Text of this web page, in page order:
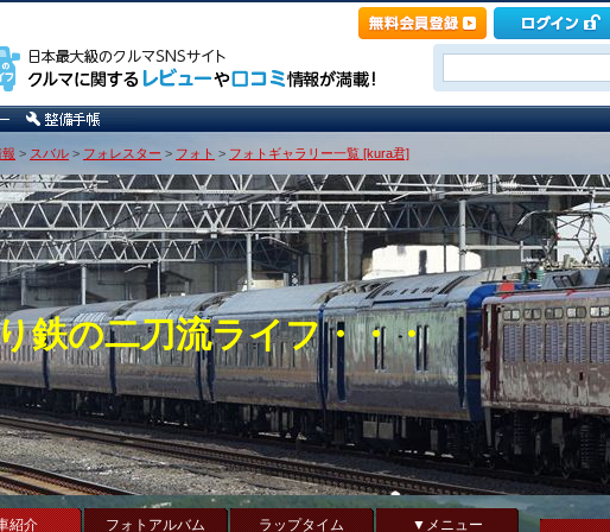
> スバル > フォレスター > フォト > フォトギャラリー一覧 [kura君]
鉄の二刀流ライフ・・・
紹介 フォトアルバム ラップタイム ▼メニュー